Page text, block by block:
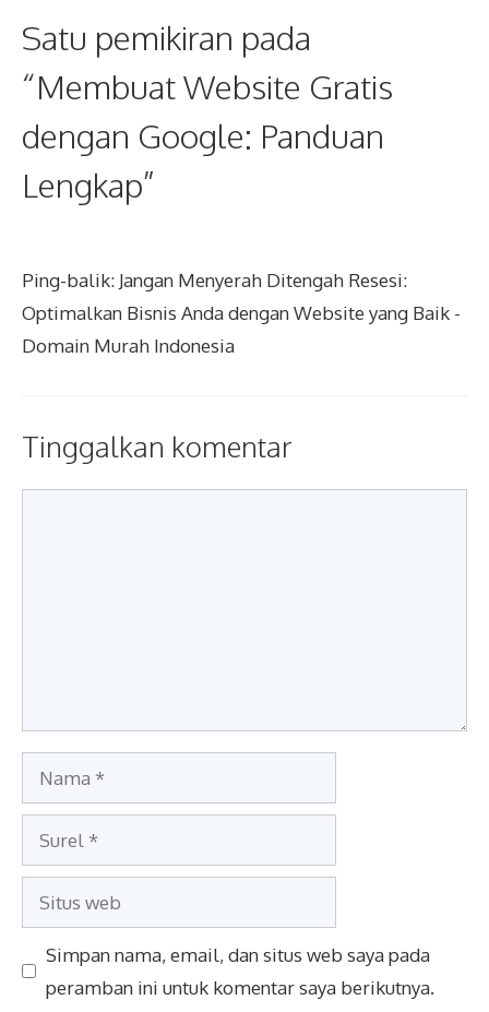
Satu pemikiran pada
“Membuat Website Gratis
dengan Google: Panduan
Lengkap”
Ping-balik: Jangan Menyerah Ditengah Resesi:
Optimalkan Bisnis Anda dengan Website yang Baik -
Domain Murah Indonesia
Tinggalkan komentar
Nama
Surel
Situs
web
Simpan nama, email, dan situs web saya pada
peramban ini untuk komentar saya berikutnya.